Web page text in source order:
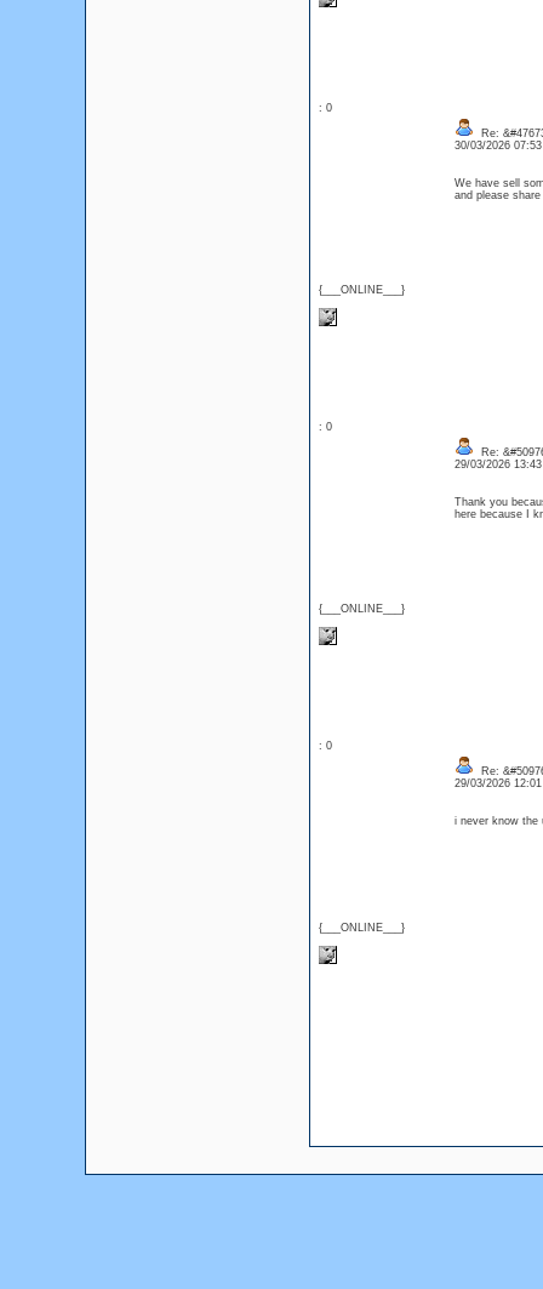
: 0
{___ONLINE___}
Re:
30/03/2026
We have sell
and please
: 0
{___ONLINE___}
Re:
29/03/2026
Thank you
here because I
: 0
{___ONLINE___}
Re:
29/03/2026
i never know